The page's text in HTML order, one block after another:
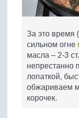
За это время
сильном огне
масла – 2-3
непрестанно
лопаткой,
обжариваем
корочек.